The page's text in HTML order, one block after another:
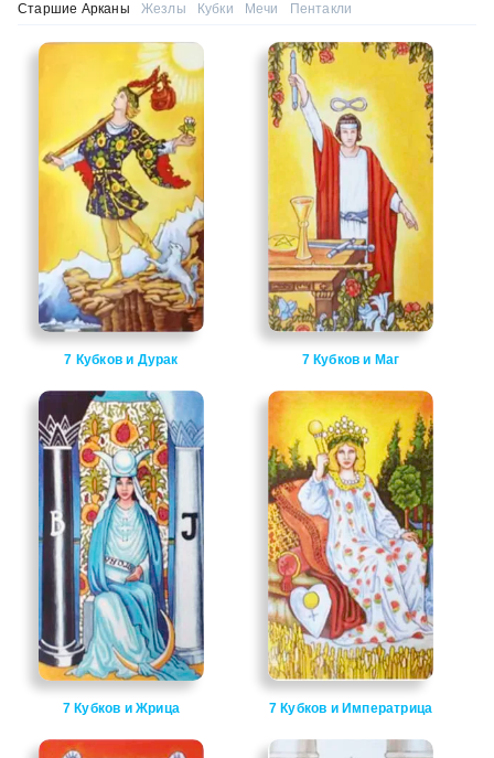
Старшие Арканы Жезлы Кубки Мечи Пентакли
7 Кубков и Дурак 7 Кубков и Маг
7 Кубков и Жрица 7 Кубков и Императрица